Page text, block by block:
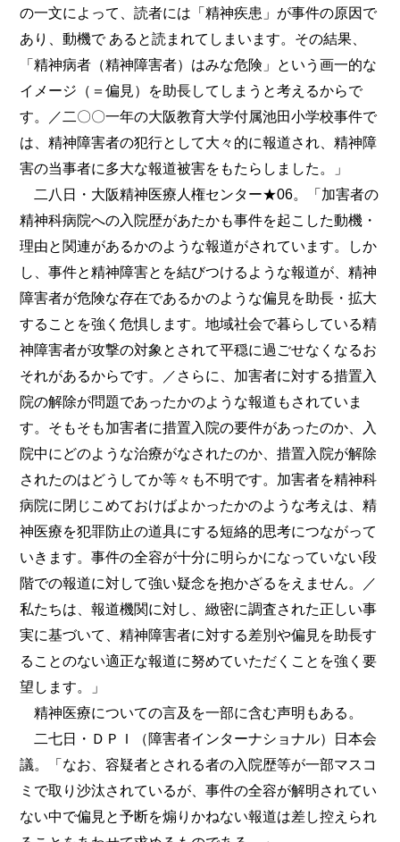
の一文によって、読者には「精神疾患」が事件の原因で
あり、動機で あると読まれてしまいます。その結果、
「精神病者（精神障害者）はみな危険」という画一的な
イメージ（＝偏見）を助長してしまうと考えるからで
す。／二〇〇一年の大阪教育大学付属池田小学校事件で
は、精神障害者の犯行として大々的に報道され、精神障
害の当事者に多大な報道被害をもたらしました。」
二八日・大阪精神医療人権センター★06。「加害者の
精神科病院への入院歴があたかも事件を起こした動機・
理由と関連があるかのような報道がされています。しか
し、事件と精神障害とを結びつけるような報道が、精神
障害者が危険な存在であるかのような偏見を助長・拡大
することを強く危惧します。地域社会で暮らしている精
神障害者が攻撃の対象とされて平穏に過ごせなくなるお
それがあるからです。／さらに、加害者に対する措置入
院の解除が問題であったかのような報道もされていま
す。そもそも加害者に措置入院の要件があったのか、入
院中にどのような治療がなされたのか、措置入院が解除
されたのはどうしてか等々も不明です。加害者を精神科
病院に閉じこめておけばよかったかのような考えは、精
神医療を犯罪防止の道具にする短絡的思考につながって
いきます。事件の全容が十分に明らかになっていない段
階での報道に対して強い疑念を抱かざるをえません。／
私たちは、報道機関に対し、緻密に調査された正しい事
実に基づいて、精神障害者に対する差別や偏見を助長す
ることのない適正な報道に努めていただくことを強く要
望します。」
精神医療についての言及を一部に含む声明もある。
二七日・ＤＰＩ（障害者インターナショナル）日本会
議。「なお、容疑者とされる者の入院歴等が一部マスコ
ミで取り沙汰されているが、事件の全容が解明されてい
ない中で偏見と予断を煽りかねない報道は差し控えられ